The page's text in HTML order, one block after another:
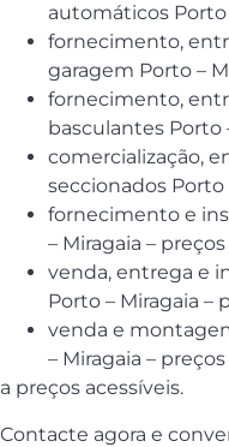
automáticos Porto
fornecimento,
garagem Porto –
fornecimento,
basculantes Porto
comercialização,
seccionados Porto
fornecimento e
– Miragaia –
venda, entrega e
Porto – Miragaia –
venda e
– Miragaia –
a preços acessíveis.
Contacte agora e